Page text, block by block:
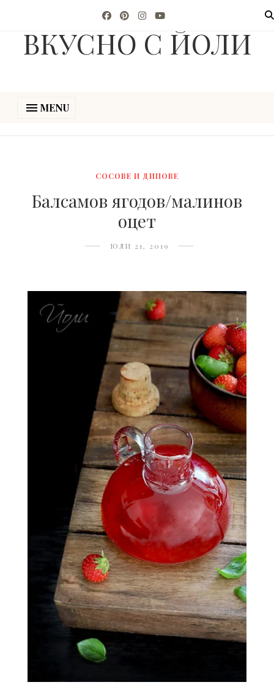
ВКУСНО С ЙОЛИ
MENU
СОСОВЕ И ДИПОВЕ
Балсамов ягодов/малинов
оцет
ЮЛИ 21, 2019